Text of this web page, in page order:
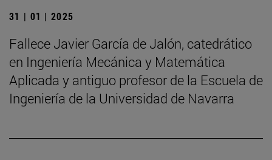
31 | 01 | 2025
Fallece Javier García de Jalón, catedrático
en Ingeniería Mecánica y Matemática
Aplicada y antiguo profesor de la Escuela de
Ingeniería de la Universidad de Navarra